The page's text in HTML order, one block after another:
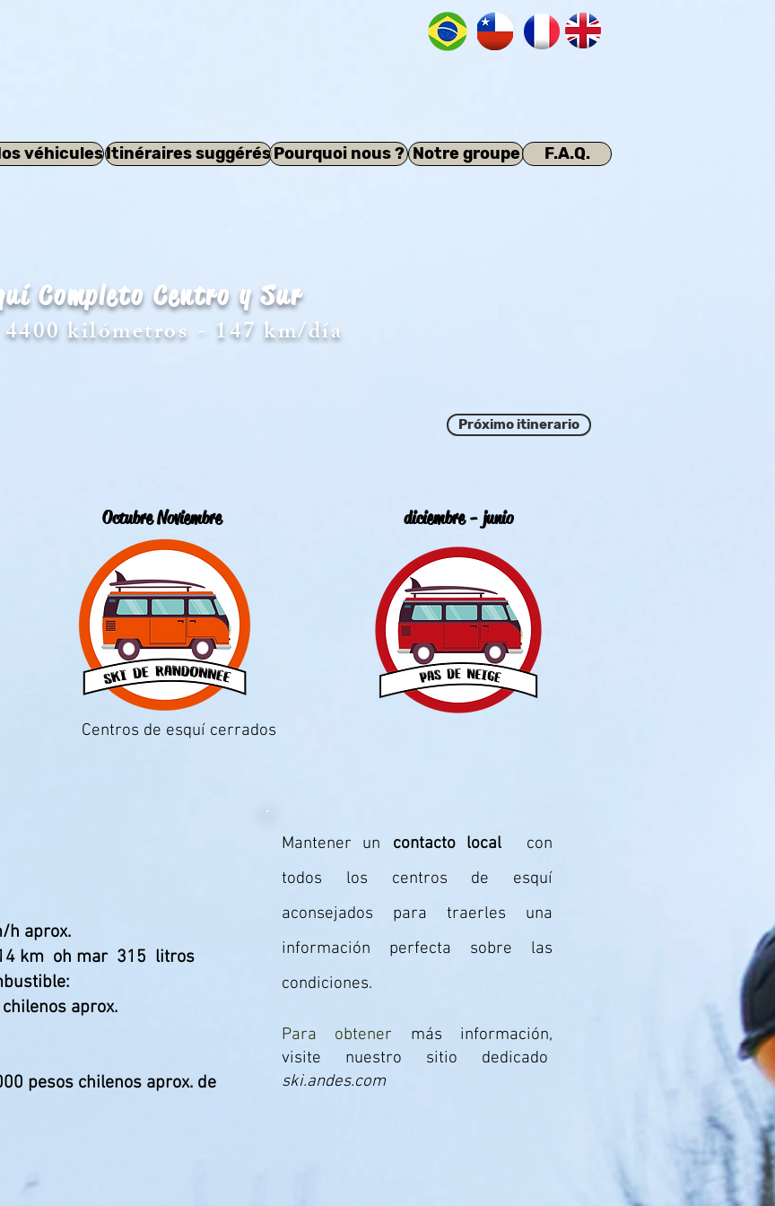
véhiculesItinéraires suggérésPourquoi nous ? Notre groupe F.A.Q.
Completo Centro y Sur
4400 kilómetros - 147 km/día
Próximo itinerario
Octubre Noviembre
Centros de esquí cerrados
diciembre - junio
h aprox.
km oh mar 315 litros
aprox.
pesos chilenos aprox. de
Mantener un contacto local
con
todos los centros de esquí
aconsejados para traerles una
información perfecta sobre las
condiciones.
Para obtener más
información,
visite nuestro sitio dedicado
ski.andes.com